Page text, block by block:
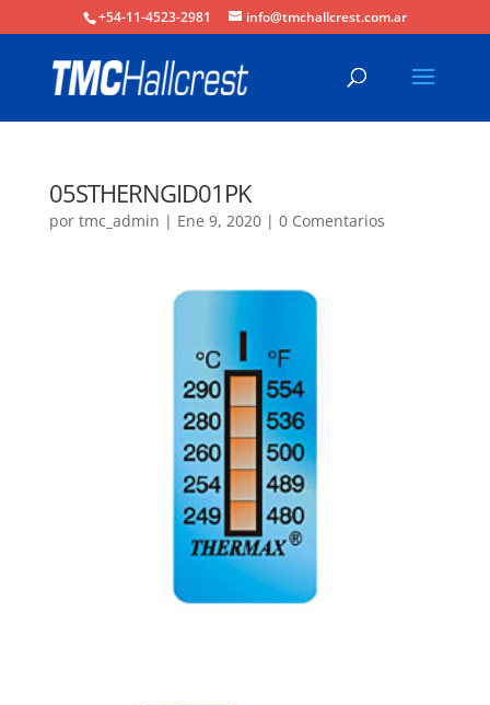
+54-11-4523-2981 info@tmchallcrest.com.ar
05STHERNGID01PK
por tmc_admin | Ene 9, 2020| 0 Comentarios